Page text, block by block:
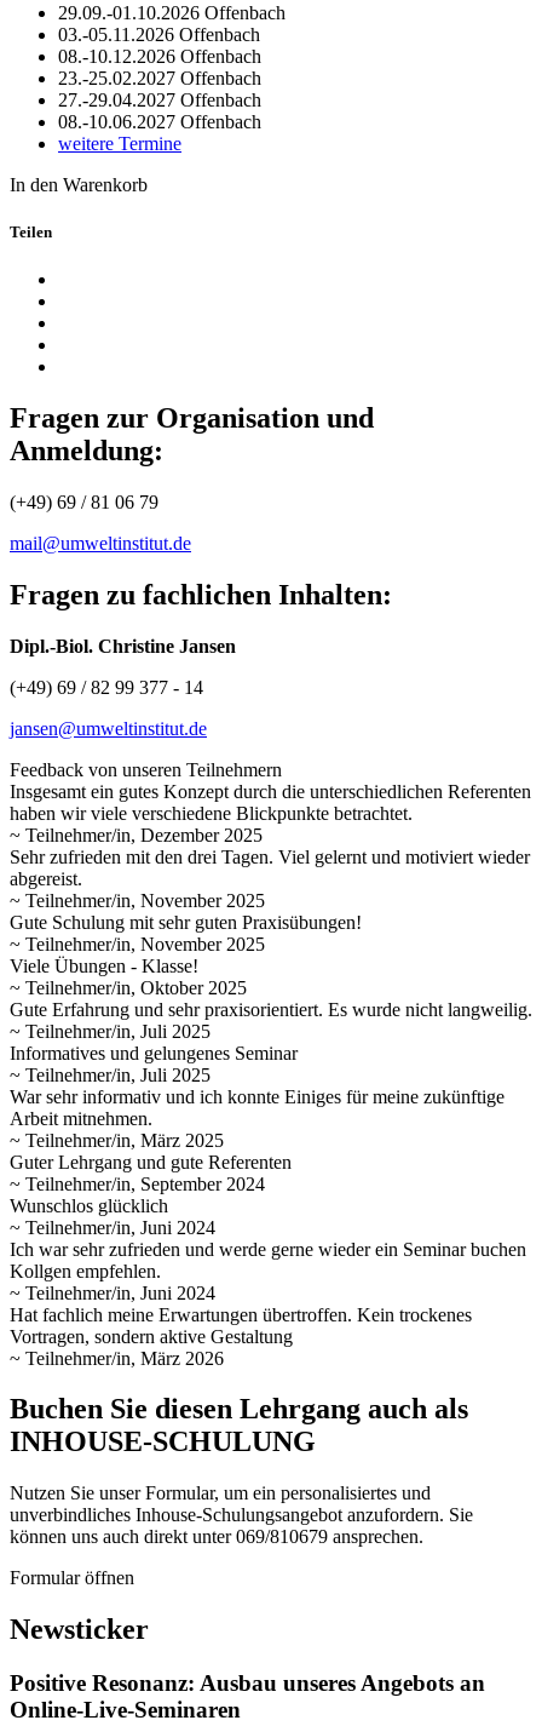
29.09.-01.10.2026 Offenbach
03.-05.11.2026 Offenbach
08.-10.12.2026 Offenbach
23.-25.02.2027 Offenbach
27.-29.04.2027 Offenbach
08.-10.06.2027 Offenbach
weitere Termine
In den Warenkorb
Teilen
Fragen zur Organisation und
Anmeldung:
(+49) 69 / 81 06 79
mail@umweltinstitut.de
Fragen zu fachlichen Inhalten:
Dipl.-Biol. Christine Jansen
(+49) 69 / 82 99 377 - 14
jansen@umweltinstitut.de
Feedback von unseren Teilnehmern
Insgesamt ein gutes Konzept durch die unterschiedlichen Referenten
haben wir viele verschiedene Blickpunkte betrachtet.
~ Teilnehmer/in, Dezember 2025
Sehr zufrieden mit den drei Tagen. Viel gelernt und motiviert wieder
abgereist.
~ Teilnehmer/in, November 2025
Gute Schulung mit sehr guten Praxisübungen!
~ Teilnehmer/in, November 2025
Viele Übungen - Klasse!
~ Teilnehmer/in, Oktober 2025
Gute Erfahrung und sehr praxisorientiert. Es wurde nicht langweilig.
~ Teilnehmer/in, Juli 2025
Informatives und gelungenes Seminar
~ Teilnehmer/in, Juli 2025
War sehr informativ und ich konnte Einiges für meine zukünftige
Arbeit mitnehmen.
~ Teilnehmer/in, März 2025
Guter Lehrgang und gute Referenten
~ Teilnehmer/in, September 2024
Wunschlos glücklich
~ Teilnehmer/in, Juni 2024
Ich war sehr zufrieden und werde gerne wieder ein Seminar buchen
Kollgen empfehlen.
~ Teilnehmer/in, Juni 2024
Hat fachlich meine Erwartungen übertroffen. Kein trockenes
Vortragen, sondern aktive Gestaltung
~ Teilnehmer/in, März 2026
Buchen Sie diesen Lehrgang auch als
INHOUSE-SCHULUNG
Nutzen Sie unser Formular, um ein personalisiertes und
unverbindliches Inhouse-Schulungs­angebot anzufordern. Sie
können uns auch direkt unter 069/810679 ansprechen.
Formular öffnen
Newsticker
Positive Resonanz: Ausbau unseres Angebots an
Online-Live-Seminaren